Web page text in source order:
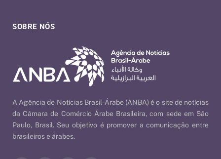
SOBRE NÓS
A Agência de Notícias Brasil-Árabe (ANBA) é o site de notícias
da Câmara de Comércio Árabe Brasileira, com sede em São
Paulo, Brasil. Seu objetivo é promover a comunicação entre
brasileiros e árabes.